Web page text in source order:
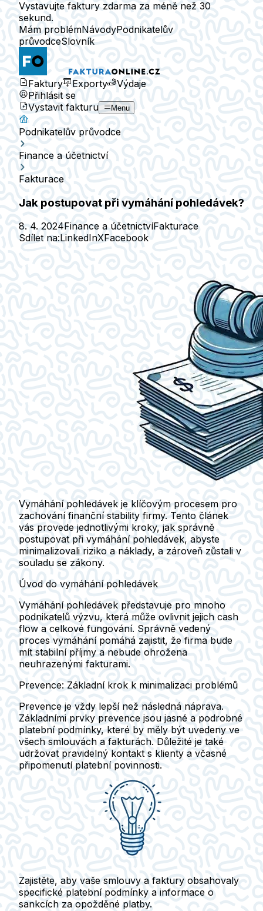
Vystavujte faktury zdarma za méně než 30
sekund.
Mám problémNávodyPodnikatelův
průvodceSlovník
Faktury Exporty
Výdaje
Přihlásit se
Vystavit fakturu
Menu
Podnikatelův průvodce
Finance a účetnictví
Fakturace
Jak postupovat při vymáhání pohledávek?
8. 4. 2024Finance a účetnictvíFakturace
Sdílet na:LinkedInXFacebook
Vymáhání pohledávek je klíčovým procesem pro
zachování finanční stability firmy. Tento článek
vás provede jednotlivými kroky, jak správně
postupovat při vymáhání pohledávek, abyste
minimalizovali riziko a náklady, a zároveň zůstali v
souladu se zákony.
Úvod do vymáhání pohledávek
Vymáhání pohledávek představuje pro mnoho
podnikatelů výzvu, která může ovlivnit jejich cash
flow a celkové fungování. Správně vedený
proces vymáhání pomáhá zajistit, že firma bude
mít stabilní příjmy a nebude ohrožena
neuhrazenými fakturami.
Prevence: Základní krok k minimalizaci problémů
Prevence je vždy lepší než následná náprava.
Základními prvky prevence jsou jasné a podrobné
platební podmínky, které by měly být uvedeny ve
všech smlouvách a fakturách. Důležité je také
udržovat pravidelný kontakt s klienty a včasné
připomenutí platební povinnosti.
Zajistěte, aby vaše smlouvy a faktury obsahovaly
specifické platební podmínky a informace o
sankcích za opožděné platby.